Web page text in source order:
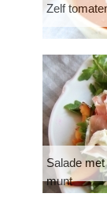
Zelf
Salade
munt